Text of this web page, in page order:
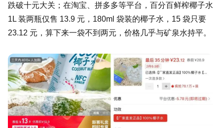
跌破十元大关；在淘宝、拼多多等平台，百分百鲜榨椰子水
1L 装两瓶仅售 13.9 元，180ml 袋装的椰子水，15 袋只要
23.12 元，算下来一袋不到两元，价格几乎与矿泉水持平。